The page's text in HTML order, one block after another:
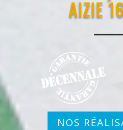
AIZIE
NOS